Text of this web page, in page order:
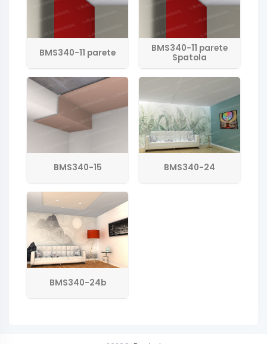
BMS340-11 parete
BMS340-11 parete
Spatola
BMS340-15 BMS340-24
BMS340-24b